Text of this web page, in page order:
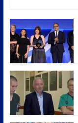
e
b
o
o
k
itt
er